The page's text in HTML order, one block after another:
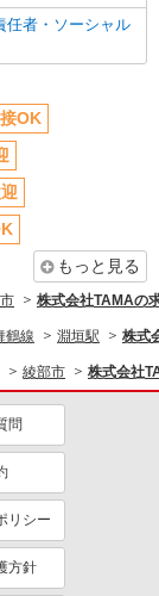
蓄制度あり
）活躍中
任者・ソーシャル
OK
もっと見る
株式会社TAMAの
鶴線 淵垣駅 株式
綾部市 株式会社
問
リシー
方針